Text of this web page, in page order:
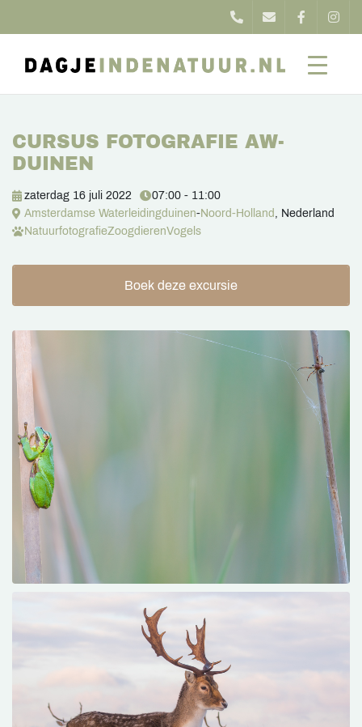
CURSUS FOTOGRAFIE AW-
DUINEN
zaterdag 16 juli 2022
07:00 - 11:00
Amsterdamse Waterleidingduinen-Noord-Holland , Nederland
NatuurfotografieZoogdierenVogels
Boek deze excursie